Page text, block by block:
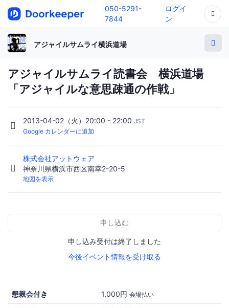
050-5291-
7844
ログイ
ン
アジャイルサムライ横浜道場
アジャイルサムライ読書会 横浜道場
「アジャイルな意思疎通の作戦」
2013-04-02（火）20:00 - 22:00 JST
Google カレンダーに追加
株式会社アットウェア
神奈川県横浜市西区南幸2-20-5
地図を表示
申し込む
申し込み受付は終了しました
今後イベント情報を受け取る
懇親会付き 1,000円 会場払い